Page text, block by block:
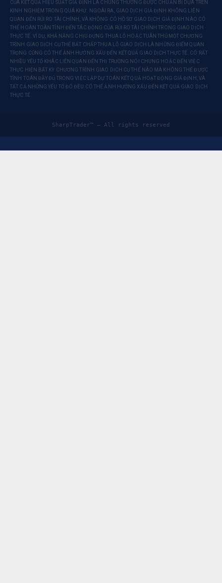
CỦA KẾT QUẢ HIỆU SUẤT GIẢ ĐỊNH LÀ CHÚNG THƯỜNG ĐƯỢC CHUẨN BỊ DỰA TRÊN
KINH NGHIỆM TRONG QUÁ KHỨ. NGOÀI RA, GIAO DỊCH GIẢ ĐỊNH KHÔNG LIÊN
QUAN ĐẾN RỦI RO TÀI CHÍNH, VÀ KHÔNG CÓ HỒ SƠ GIAO DỊCH GIẢ ĐỊNH NÀO CÓ
THỂ HOÀN TOÀN TÍNH ĐẾN TÁC ĐỘNG CỦA RỦI RO TÀI CHÍNH TRONG GIAO DỊCH
THỰC TẾ. VÍ DỤ, KHẢ NĂNG CHỊU ĐỰNG THUA LỖ HOẶC TUÂN THỦ MỘT CHƯƠNG
TRÌNH GIAO DỊCH CỤ THỂ BẤT CHẤP THUA LỖ GIAO DỊCH LÀ NHỮNG ĐIỂM QUAN
TRỌNG CŨNG CÓ THỂ ẢNH HƯỞNG XẤU ĐẾN KẾT QUẢ GIAO DỊCH THỰC TẾ. CÓ RẤT
NHIỀU YẾU TỐ KHÁC LIÊN QUAN ĐẾN THỊ TRƯỜNG NÓI CHUNG HOẶC ĐẾN VIỆC
THỰC HIỆN BẤT KỲ CHƯƠNG TRÌNH GIAO DỊCH CỤ THỂ NÀO MÀ KHÔNG THỂ ĐƯỢC
TÍNH TOÁN ĐẦY ĐỦ TRONG VIỆC LẬP DỰ TOÁN KẾT QUẢ HOẠT ĐỘNG GIẢ ĐỊNH, VÀ
TẤT CẢ NHỮNG YẾU TỐ ĐÓ ĐỀU CÓ THỂ ẢNH HƯỞNG XẤU ĐẾN KẾT QUẢ GIAO DỊCH
THỰC TẾ.
SharpTrader™ — All rights reserved